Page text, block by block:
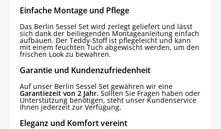
Einfache Montage und Pflege
Das Berlin Sessel Set wird zerlegt geliefert und lässt
sich dank der beiliegenden Montageanleitung einfach
aufbauen. Der Teddy-Stoff ist pflegeleicht und kann
mit einem feuchten Tuch abgewischt werden, um den
frischen Look zu bewahren.
Garantie und Kundenzufriedenheit
Auf unser Berlin Sessel Set gewähren wir eine
Garantiezeit von 2 Jahr. Sollten Sie Fragen haben oder
Unterstützung benötigen, steht unser Kundenservice
Ihnen jederzeit zur Verfügung.
Eleganz und Komfort vereint